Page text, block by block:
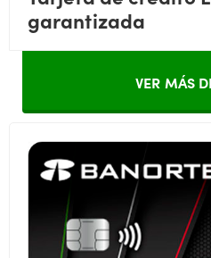
garantizada
VER MÁS